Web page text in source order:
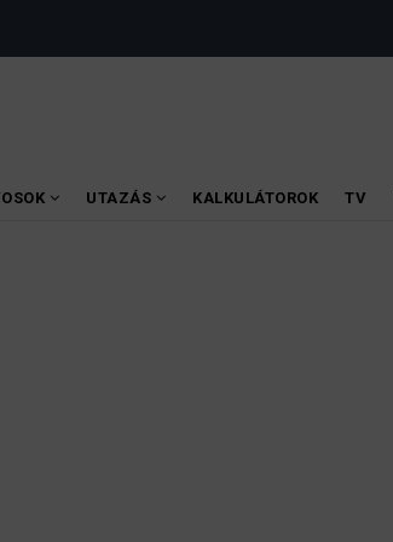
UTAZÁS KALKULÁTOROK TV